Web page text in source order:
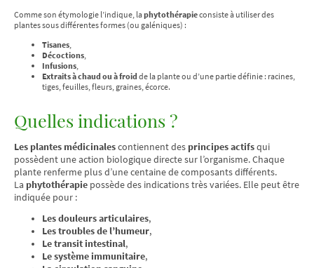
Comme son étymologie l’indique, laphytothérapieconsiste à utiliser des
plantes sous différentes formes (ou galéniques) :
Tisanes
Décoctions
Infusions
Extraits à chaud ou à froid de la plante ou d’une partie définie : racines,
tiges, feuilles, fleurs, graines, écorce.
Les plantes médicinalescontiennent des principes actifsqui
possèdent une action biologique directe sur l’organisme. Chaque
plante renferme plus d’une centaine de composants différents.
La phytothérapie possède des indications très variées. Elle peut être
indiquée pour :
Les douleurs articulaires,
Les troubles de l’humeur,
Le transit intestinal,
Le système immunitaire,
Quelles indications ?